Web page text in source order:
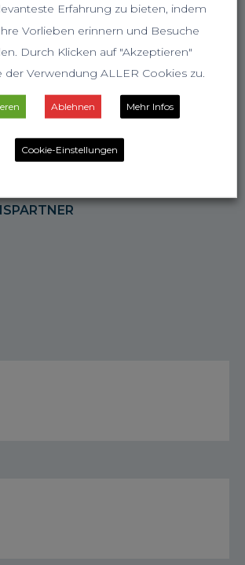
Klettern
Erfahrung zu bieten, indem
Vorlieben erinnern und Besuche
Durch Klicken auf "Akzeptieren"
der Verwendung ALLER Cookies zu.
Ablehnen Mehr Infos
Cookie-Einstellungen